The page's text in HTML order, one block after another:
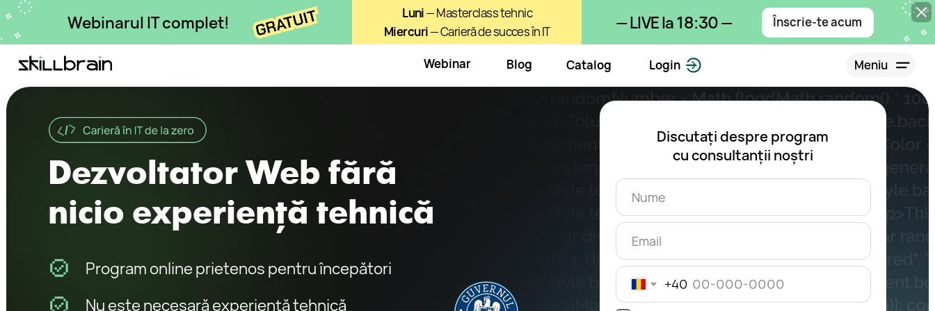
Webinarul IT complet! — Masterclass tehnic
Înscrie-te acum
— Carieră de succes în IT — LIVE la 18:30 —
Catalog Login
Dezvoltator Web fără
nicio experiență tehnică
Prin apăsarea butonului, acceptați termenii
Politicii de Confidențialitate și Acordului de
cu consultanții noștri
Program online prietenos pentru începători
Nu este necesară experiență tehnică
Învățare la distanță în timpul liber